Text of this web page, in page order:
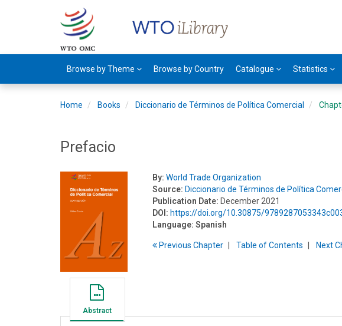
Browse by Theme Browse by Country Catalogue Statistics
Home Books Diccionario de Términos de Política Comercial
Prefacio
By: World Trade Organization
Source: Diccionario de Términos de Política
Publication Date: December 2021
DOI: https://doi.org/10.30875/
Language: Spanish
PreviousChapter Table ofContents Next
Abstract